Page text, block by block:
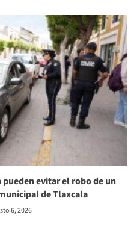
evitar el robo de un
de Tlaxcala
6, 2026